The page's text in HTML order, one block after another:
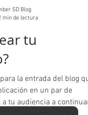
SD Blog
min de lectura
tu